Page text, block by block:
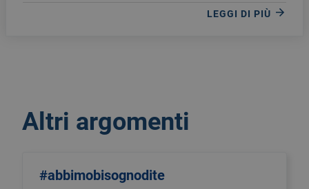
LEGGI DI PIÙ
Altri argomenti
#abbimobisognodite